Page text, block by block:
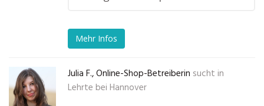
Mehr Infos
Julia F., Online-Shop-Betreiberin sucht in
Lehrte bei Hannover